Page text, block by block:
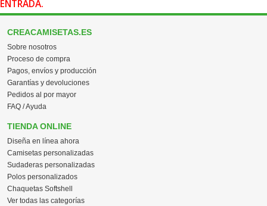
ENTRADA.
CREACAMISETAS.ES
Sobre nosotros
Proceso de compra
Pagos, envíos y producción
Garantías y devoluciones
Pedidos al por mayor
FAQ / Ayuda
TIENDA ONLINE
Diseña en línea ahora
Camisetas personalizadas
Sudaderas personalizadas
Polos personalizados
Chaquetas Softshell
Ver todas las categorías